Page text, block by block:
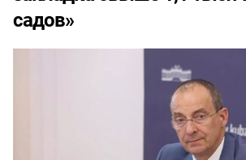
садов»